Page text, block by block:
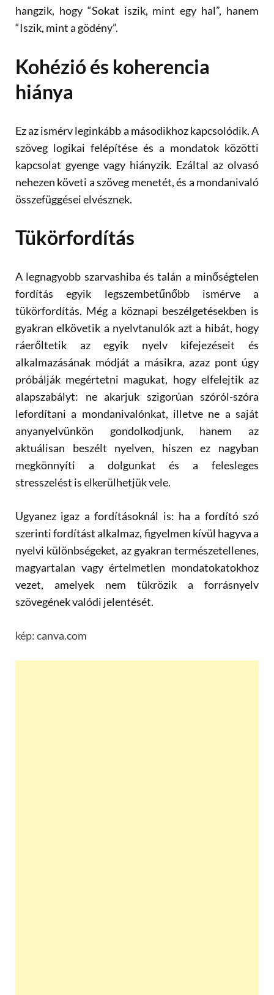
hangzik, hogy “Sokat iszik, mint egy hal”, hanem
“Iszik, mint a gödény”.
Kohézió és koherencia
hiánya
Ez az ismérv leginkább a másodikhoz kapcsolódik. A
szöveg logikai felépítése és a mondatok közötti
kapcsolat gyenge vagy hiányzik. Ezáltal az olvasó
nehezen követi a szöveg menetét,és a mondanivaló
összefüggései elvésznek.
Tükörfordítás
A legnagyobb szarvashiba és talán a minőségtelen
fordítás egyik legszembetűnőbb ismérve a
tükörfordítás. Még a köznapi beszélgetésekben is
gyakran elkövetik a nyelvtanulók azt a hibát, hogy
ráerőltetik az egyik nyelv kifejezéseités
alkalmazásának módját a másikra, azaz pont úgy
próbálják megértetni magukat, hogy elfelejtik az
alapszabályt: ne akarjuk szigorúan szóról-szóra
lefordítani a mondanivalónkat, illetve ne a saját
anyanyelvünkön gondolkodjunk, hanem az
aktuálisan beszélt nyelven, hiszen ez nagyban
megkönnyíti a dolgunkatés a felesleges
stresszelést is elkerülhetjük vele.
Ugyanez igaz a fordításoknál is: ha a fordító szó
szerinti fordítást alkalmaz, figyelmen kívül hagyva a
nyelvi különbségeket, az gyakran természetellenes,
magyartalan vagyértelmetlen mondatokatokhoz
vezet, amelyek nem tükrözik a forrásnyelv
szövegének valódi jelentését.
kép: canva.com